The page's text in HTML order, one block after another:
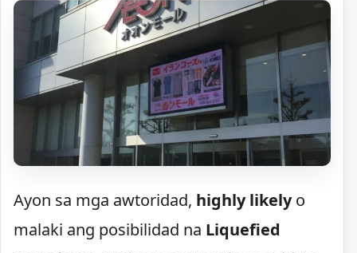
Ayon sa mga awtoridad, highly likelyo
malaki ang posibilidad na Liquefied